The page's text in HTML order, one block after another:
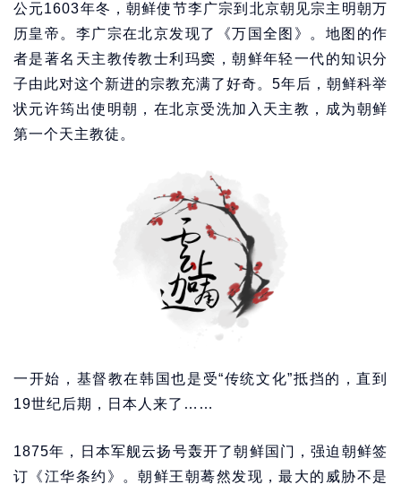
公元1603年冬，朝鲜使节李广宗到北京朝见宗主明朝万
历皇帝。李广宗在北京发现了《万国全图》。地图的作
者是著名天主教传教士利玛窦，朝鲜年轻一代的知识分
子由此对这个新进的宗教充满了好奇。5年后，朝鲜科举
状元许筠出使明朝，在北京受洗加入天主教，成为朝鲜
第一个天主教徒。
一开始，基督教在韩国也是受“传统文化”抵挡的，直到
19世纪后期，日本人来了……
1875年，日本军舰云扬号轰开了朝鲜国门，强迫朝鲜签
订《江华条约》。朝鲜王朝蓦然发现，最大的威胁不是